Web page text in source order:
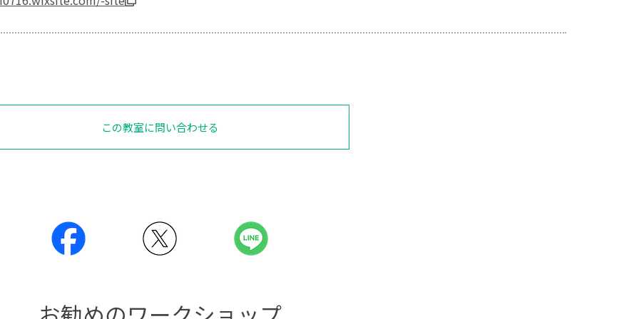
この教室に問い合わせる